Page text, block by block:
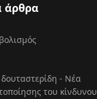
άρθρα
- Νέα
του κίνδυνου